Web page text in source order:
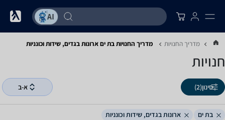
מדריך החנויות מדריך החנויות ‏בת ים ‏ארונות בגדים, שידות וכונניות
חנויות
סינון(2) א-ב
בת ים ארונות בגדים, שידות וכונניות